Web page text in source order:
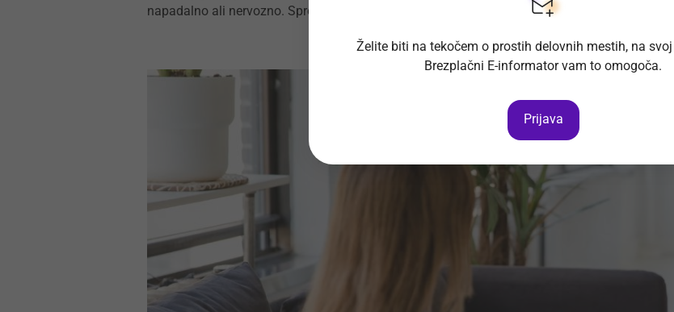
napadalno ali nervozno. Sproščene in odprte roke ustvarjajo občutek pristnosti.
Želite biti na tekočem o prostih delovnih mestih, na svoj
Brezplačni E-informator vam to omogoča.
Prijava